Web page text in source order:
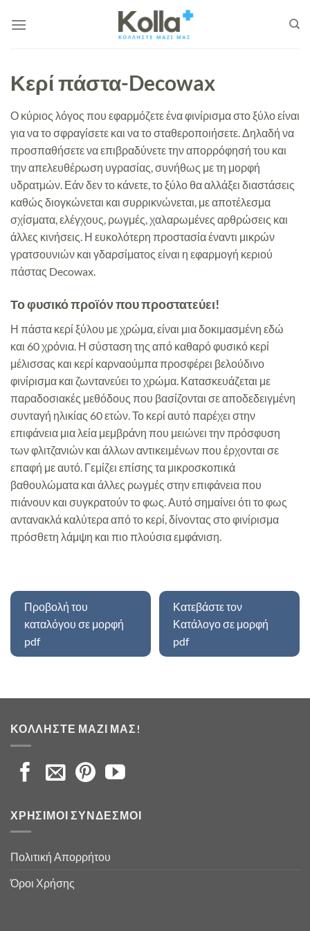
στο
Κερί πάστα-Decowax
Ο κύριος λόγος που εφαρμόζετε ένα φινίρισμα στο ξύλο είναι
για να το σφραγίσετε και να το σταθεροποιήσετε. Δηλαδή να
προσπαθήσετε να επιβραδύνετε την απορρόφησή του και
την απελευθέρωση υγρασίας, συνήθως με τη μορφή
υδρατμών. Εάν δεν το κάνετε, το ξύλο θα αλλάξει διαστάσεις
καθώς διογκώνεται και συρρικνώνεται, με αποτέλεσμα
σχίσματα, ελέγχους, ρωγμές, χαλαρωμένες αρθρώσεις και
άλλες κινήσεις. Η ευκολότερη προστασία έναντι μικρών
γρατσουνιών και γδαρσίματος είναι η εφαρμογή κεριού
πάστας Decowax.
Το φυσικό προϊόν που προστατεύει!
Η πάστα κερί ξύλου με χρώμα, είναι μια δοκιμασμένη εδώ
και 60 χρόνια. Η σύσταση της από καθαρό φυσικό κερί
μέλισσας και κερί καρναούμπα προσφέρει βελούδινο
φινίρισμα και ζωντανεύει το χρώμα. Κατασκευάζεται με
παραδοσιακές μεθόδους που βασίζονται σε αποδεδειγμένη
συνταγή ηλικίας 60 ετών. Το κερί αυτό παρέχει στην
επιφάνεια μια λεία μεμβράνη που μειώνει την πρόσφυση
των φλιτζανιών και άλλων αντικειμένων που έρχονται σε
επαφή με αυτό. Γεμίζει επίσης τα μικροσκοπικά
βαθουλώματα και άλλες ρωγμές στην επιφάνεια που
πιάνουν και συγκρατούν το φως. Αυτό σημαίνει ότι το φως
αντανακλά καλύτερα από το κερί, δίνοντας στο φινίρισμα
πρόσθετη λάμψη και πιο πλούσια εμφάνιση.
Προβολή του
καταλόγου σε μορφή
pdf
Κατεβάστε τον
Κατάλογο σε μορφή
pdf
ΚΟΛΛΉΣΤΕ ΜΑΖΊ ΜΑΣ!
ΧΡΉΣΙΜΟΙ ΣΎΝΔΕΣΜΟΙ
Πολιτική Απορρήτου
Όροι Χρήσης